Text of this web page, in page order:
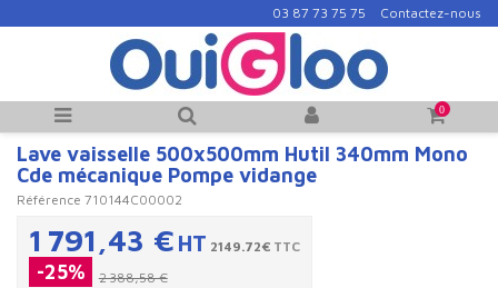
03 87 73 75 75 Contactez-nous
0
Lave vaisselle 500x500mm Hutil 340mm Mono
Cde mécanique Pompe vidange
Référence 710144C00002
1 791,43 € HT 2149.72€ TTC
-25% 2 388,58 €